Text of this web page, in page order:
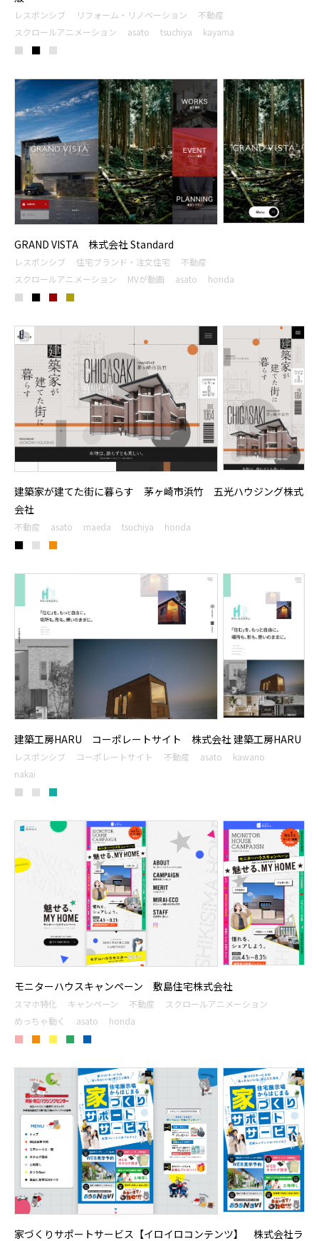
レスポンシブ リフォーム・リノベーション
不動産
スクロールアニメーション
asato tsuchiya kayama
■ ■ ■
GRAND VISTA 株式会社 Standard
レスポンシブ 住宅ブランド・注文住宅
不動産
スクロールアニメーション
MVが動画 asato honda
■ ■ ■ ■
建築家が建てた街に暮らす 茅ヶ崎市浜竹 五光ハウジング株式
会社
不動産 asato maeda tsuchiya honda
■ ■ ■
建築工房HARU コーポレートサイト 株式会社 建築工房HARU
レスポンシブ コーポレートサイト 不動産 asato
kawano
nakai
■ ■ ■
モニターハウスキャンペーン 敷島住宅株式会社
スマホ特化 キャンペーン 不動産
スクロールアニメーション
めっちゃ動く
asato honda
■ ■ ■ ■ ■
家づくりサポートサービス【イロイロコンテンツ】 株式会社ラ